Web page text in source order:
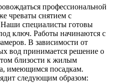
профессиональной
чреваты снятием с
специалисты готовы
ключ. Работы начинаются с
В зависимости от
вод принимается решение о
близости к жилым
имеющимся посадкам.
следующим образом: